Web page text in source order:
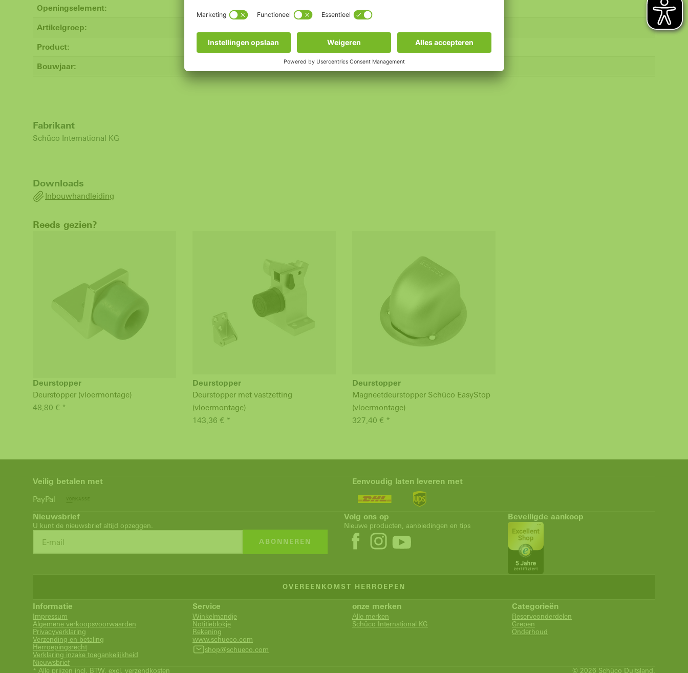
Openingselement:
Artikelgroep:
Product: Aluminium
Bouwjaar:
Fabrikant
Schüco International KG
Downloads
Inbouwhandleiding
Reeds gezien?
Deurstopper
Deurstopper (vloermontage)
48,80 € *
Deurstopper
Deurstopper met vastzetting
(vloermontage)
143,36 € *
Deurstopper
Magneetdeurstopper Schüco EasyStop
(vloermontage)
327,40 € *
Veilig betalen met
PayPal
Eenvoudig laten leveren met
Nieuwsbrief
U kunt de nieuwsbrief altijd opzeggen.
ABONNEREN
Volg ons op
Nieuwe producten, aanbiedingen en tips
Beveiligde aankoop
OVEREENKOMST HERROEPEN
Informatie
Impressum
Algemene verkoopsvoorwaarden
Privacyverklaring
Verzending en betaling
Herroepingsrecht
Verklaring inzake toegankelijkheid
Nieuwsbrief
Service
Winkelmandje
Notitieblokje
Rekening
www.schueco.com
shop@schueco.com
onze merken
Alle merken
Schüco International KG
Categorieën
Reserveonderdelen
Grepen
Onderhoud
* Alle prijzen incl. BTW, excl. verzendkosten © 2026 Schüco Duitsland.